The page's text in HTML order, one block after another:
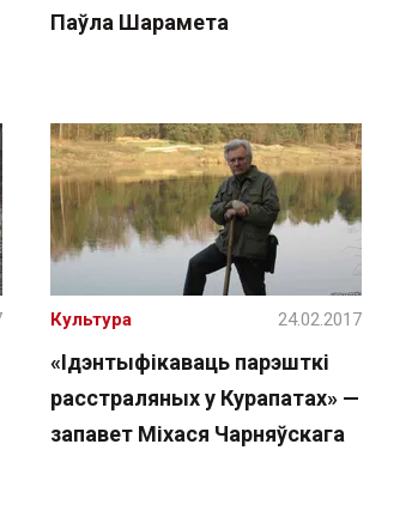
Паўла Шарамета
«Ідэнтыфікаваць парэшткі
расстраляных у Курапатах» —
запавет Міхася Чарняўскага
Культура 24.02.2017